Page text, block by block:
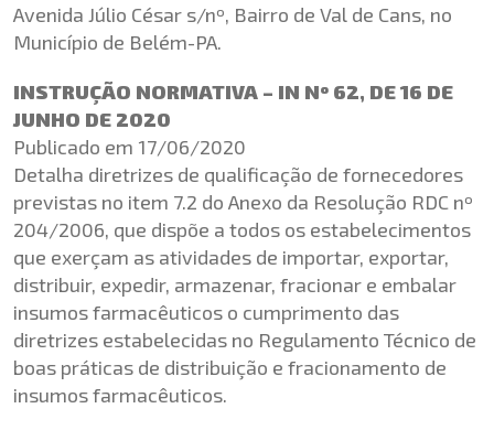
Avenida Júlio César s/nº, Bairro de Val de Cans, no
Município de Belém-PA.
INSTRUÇÃO NORMATIVA – IN Nº 62, DE 16 DE
JUNHO DE 2020
Publicado em 17/06/2020
Detalha diretrizes de qualificação de fornecedores
previstas no item 7.2 do Anexo da Resolução RDC nº
204/2006, que dispõe a todos os estabelecimentos
que exerçam as atividades de importar, exportar,
distribuir, expedir, armazenar, fracionar e embalar
insumos farmacêuticos o cumprimento das
diretrizes estabelecidas no Regulamento Técnico de
boas práticas de distribuição e fracionamento de
insumos farmacêuticos.